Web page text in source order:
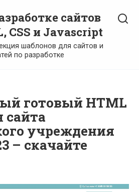
сайтов
CSS и Javascript
шаблонов для сайтов и
по разработке
готовый HTML
сайта
учреждения
– скачайте